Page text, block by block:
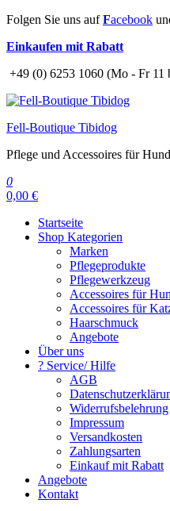
Zum
springen
Folgen Sie uns aufFacebook
Einkaufen mit Rabatt
+49 (0) 6253 1060 (Mo - Fr 11
Fell-Boutique Tibidog
Pflege und Accessoires für
0
0,00 €
Startseite
Shop Kategorien
Marken
Pflegeprodukte
Pflegewerkzeug
Accessoires für
Accessoires für
Haarschmuck
Angebote
Über uns
? Service/ Hilfe
AGB
Widerrufsbelehrung
Impressum
Versandkosten
Zahlungsarten
Einkauf mit Rabatt
Angebote
Kontakt